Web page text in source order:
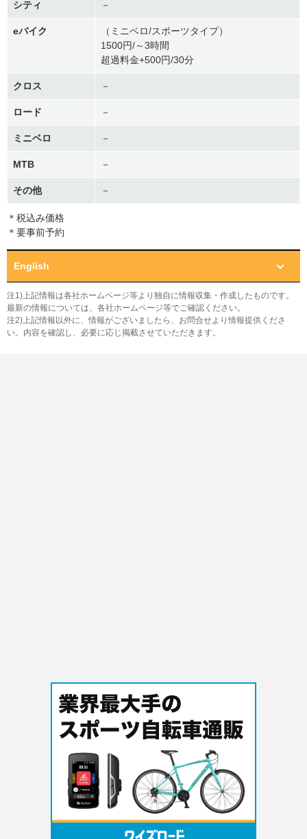
シティ －
eバイク
（ミニベロ/スポーツタイプ）
1500円/～3時間
超過料金+500円/30分
クロス －
ロード －
ミニベロ －
MTB －
その他 －
＊税込み価格
＊要事前予約
English
注1)上記情報は各社ホームページ等より独自に情報収集・作成したものです。
最新の情報については、各社ホームページ等でご確認ください。
注2)上記情報以外に、情報がございましたら、お問合せより情報提供くださ
い。内容を確認し、必要に応じ掲載させていただきます。